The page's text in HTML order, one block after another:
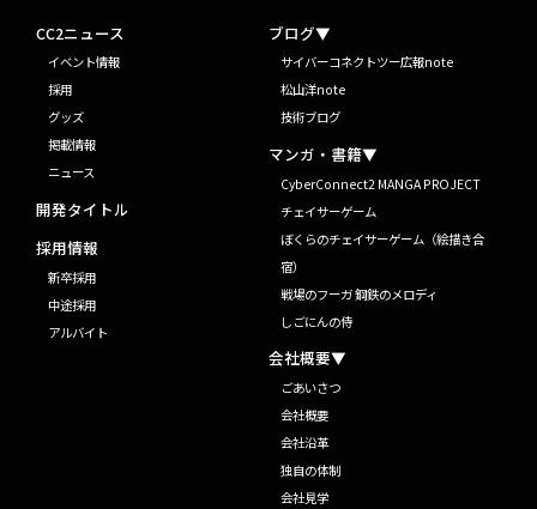
CC2ニュース
イベント情報
採用
グッズ
掲載情報
ニュース
開発タイトル
採用情報
新卒採用
中途採用
アルバイト
ブログ▼
サイバーコネクトツー広報note
松山洋note
技術ブログ
マンガ・書籍▼
CyberConnect2 MANGA PROJECT
チェイサーゲーム
ぼくらのチェイサーゲーム（絵描き合
宿）
戦場のフーガ 鋼鉄のメロディ
しごにんの侍
会社概要▼
ごあいさつ
会社概要
会社沿革
独自の体制
会社見学